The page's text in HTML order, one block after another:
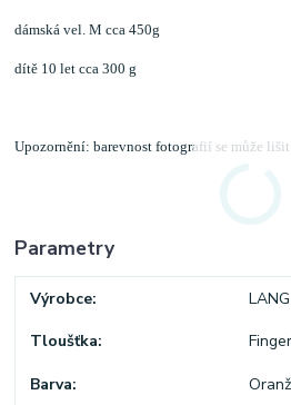
dámská vel. M cca 450g
dítě 10 let cca 300 g
Upozornění: barevnost fotografií se může
Parametry
Výrobce
Tloušťka
Barva